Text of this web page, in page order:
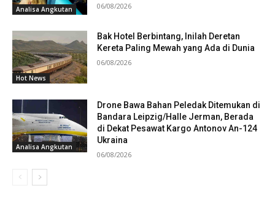
Analisa Angkutan 06/08/2026
Hot News
Bak Hotel Berbintang, Inilah Deretan
Kereta Paling Mewah yang Ada di Dunia
06/08/2026
Analisa Angkutan
Drone Bawa Bahan Peledak Ditemukan di
Bandara Leipzig/Halle Jerman, Berada
di Dekat Pesawat Kargo Antonov An-124
Ukraina
06/08/2026